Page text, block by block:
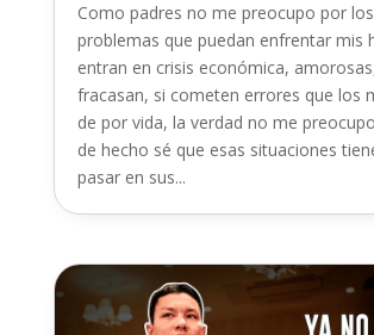
Como padres no me preocupo por los
problemas que puedan enfrentar mis
entran en crisis económica,
fracasan, si cometen errores que los
de por vida, la verdad no me
de hecho sé que esas situaciones
pasar en sus...